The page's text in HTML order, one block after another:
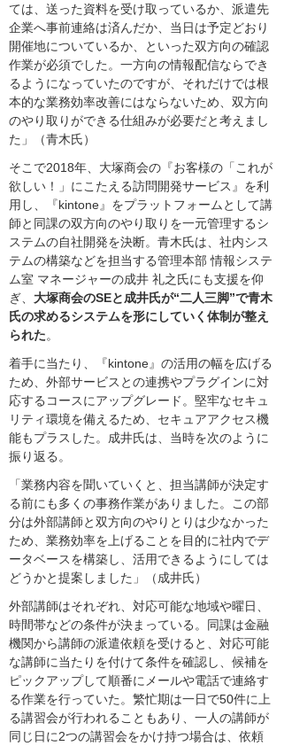
ては、送った資料を受け取っているか、派遣先
企業へ事前連絡は済んだか、当日は予定どおり
開催地についているか、といった双方向の確認
作業が必須でした。一方向の情報配信ならでき
るようになっていたのですが、それだけでは根
本的な業務効率改善にはならないため、双方向
のやり取りができる仕組みが必要だと考えまし
た」（青木氏）
そこで2018年、大塚商会の『お客様の「これが
欲しい！」にこたえる訪問開発サービス』を利
用し、『kintone』をプラットフォームとして講
師と同課の双方向のやり取りを一元管理するシ
ステムの自社開発を決断。青木氏は、社内シス
テムの構築などを担当する管理本部 情報システ
ム室 マネージャーの成井 礼之氏にも支援を仰
ぎ、 大塚商会のSEと成井氏が“二人三脚”で青木
氏の求めるシステムを形にしていく体制が整え
られた。
着手に当たり、『kintone』の活用の幅を広げる
ため、外部サービスとの連携やプラグインに対
応するコースにアップグレード。堅牢なセキュ
リティ環境を備えるため、セキュアアクセス機
能もプラスした。成井氏は、当時を次のように
振り返る。
「業務内容を聞いていくと、担当講師が決定す
る前にも多くの事務作業がありました。この部
分は外部講師と双方向のやりとりは少なかった
ため、業務効率を上げることを目的に社内でデ
ータベースを構築し、活用できるようにしては
どうかと提案しました」（成井氏）
外部講師はそれぞれ、対応可能な地域や曜日、
時間帯などの条件が決まっている。同課は金融
機関から講師の派遣依頼を受けると、対応可能
な講師に当たりを付けて条件を確認し、候補を
ピックアップして順番にメールや電話で連絡す
る作業を行っていた。繁忙期は一日で50件に上
る講習会が行われることもあり、一人の講師が
同じ日に2つの講習会をかけ持つ場合は、依頼